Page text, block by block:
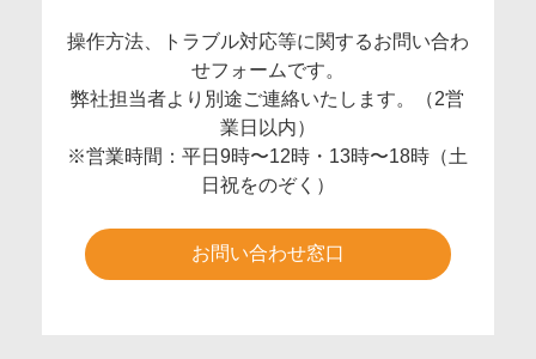
操作方法、トラブル対応等に関するお問い合わ
せフォームです。
弊社担当者より別途ご連絡いたします。（2営
業日以内）
※営業時間：平日9時〜12時・13時〜18時（土
日祝をのぞく）
お問い合わせ窓口